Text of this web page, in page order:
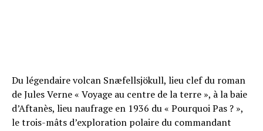
Du légendaire volcan Snæfellsjökull, lieu clef du roman
de Jules Verne « Voyage au centre de la terre », à la baie
d’Aftanès, lieu naufrage en 1936 du « Pourquoi Pas ? »,
le trois-mâts d’exploration polaire du commandant